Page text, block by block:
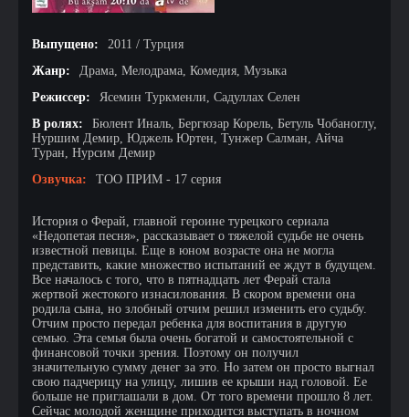
Выпущено:
2011 / Турция
Жанр:
Драма, Мелодрама, Комедия, Музыка
Режиссер:
Ясемин Туркменли, Садуллах Селен
В ролях:
Бюлент Иналь, Бергюзар Корель, Бетуль Чобаноглу,
Нуршим Демир, Юджель Юртен, Тунжер Салман, Айча
Туран, Нурсим Демир
Озвучка:
ТОО ПРИМ - 17 серия
История о Ферай, главной героине турецкого сериала
«Недопетая песня», рассказывает о тяжелой судьбе не очень
известной певицы. Еще в юном возрасте она не могла
представить, какие множество испытаний ее ждут в будущем.
Все началось с того, что в пятнадцать лет Ферай стала
жертвой жестокого изнасилования. В скором времени она
родила сына, но злобный отчим решил изменить его судьбу.
Отчим просто передал ребенка для воспитания в другую
семью. Эта семья была очень богатой и самостоятельной с
финансовой точки зрения. Поэтому он получил
значительную сумму денег за это. Но затем он просто выгнал
свою падчерицу на улицу, лишив ее крыши над головой. Ее
больше не приглашали в дом. От того времени прошло 8 лет.
Сейчас молодой женщине приходится выступать в ночном